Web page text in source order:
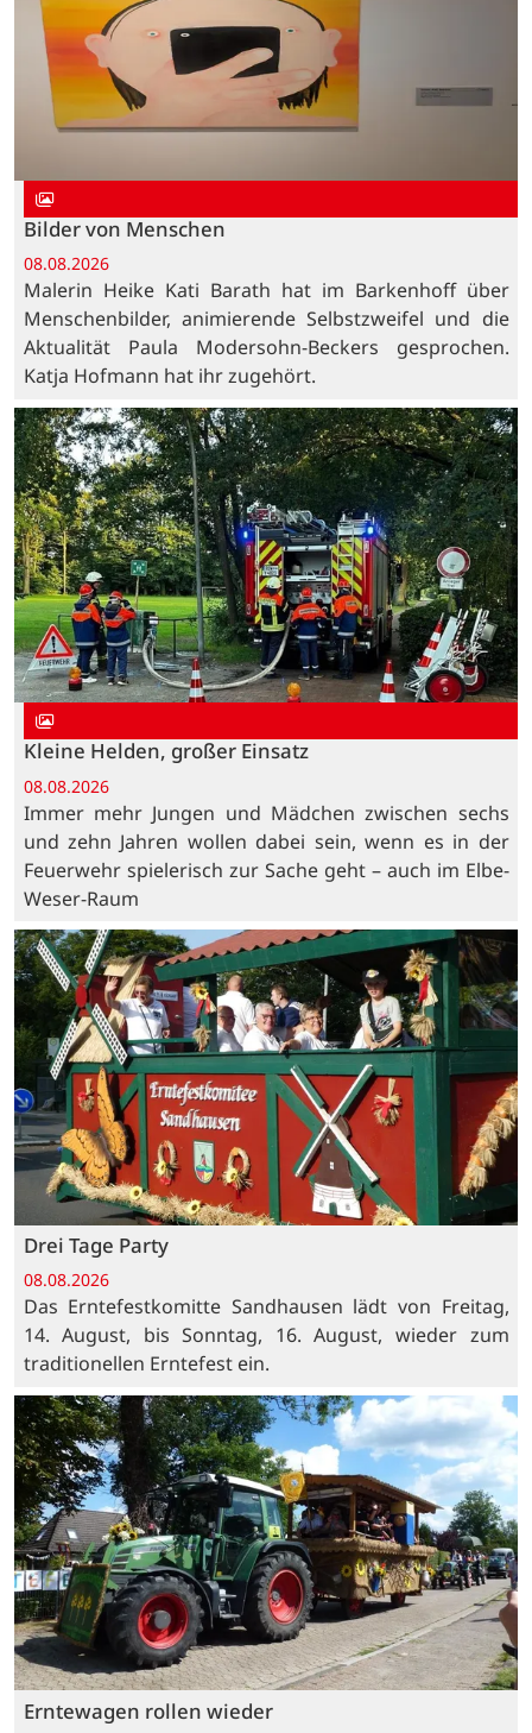
Bilder von Menschen
08.08.2026
Malerin Heike Kati Barath hat im Barkenhoff über
Menschenbilder, animierende Selbstzweifel und die
Aktualität Paula Modersohn-Beckers gesprochen.
Katja Hofmann hat ihr zugehört.
Kleine Helden, großer Einsatz
08.08.2026
Immer mehr Jungen und Mädchen zwischen sechs
und zehn Jahren wollen dabei sein, wenn es in der
Feuerwehr spielerisch zur Sache geht – auch im Elbe-
Weser-Raum
Drei Tage Party
08.08.2026
Das Erntefestkomitte Sandhausen lädt von Freitag,
14. August, bis Sonntag, 16. August, wieder zum
traditionellen Erntefest ein.
Erntewagen rollen wieder